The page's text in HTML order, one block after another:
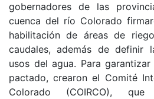
gobernadores de las
cuenca del río Colorado
habilitación de áreas de
caudales, además de definir
usos del agua. Para
pactado, crearon el Comité
Colorado (COIRCO),